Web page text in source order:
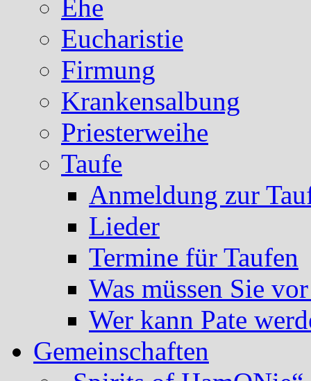
Ehe
Eucharistie
Firmung
Krankensalbung
Priesterweihe
Taufe
Anmeldung zur
Lieder
Termine für Taufen
Was müssen Sie
Wer kann Pate
Gemeinschaften